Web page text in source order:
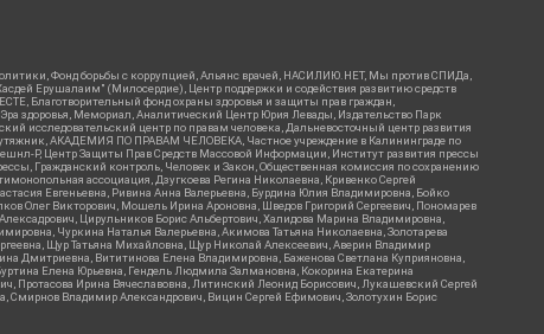
Фонд борьбы с коррупцией, Альянс врачей, НАСИЛИЮ.НЕТ, Мы против СПИДа,
Ерушалаим" (Милосердие), Центр поддержки и содействия развитию средств
Благотворительный фонд охраны здоровья и защиты прав граждан,
здоровья, Мемориал, Аналитический Центр Юрия Левады, Издательство Парк
исследовательский центр по правам человека, Дальневосточный центр развития
АКАДЕМИЯ ПО ПРАВАМ ЧЕЛОВЕКА, Частное учреждение в Калининграде по
Р, Центр Защиты Прав Средств Массовой Информации, Институт развития прессы
Гражданский контроль, Человек и Закон, Общественная комиссия по сохранению
ассоциация, Дзугкоева Регина Николаевна, Кривенко Сергей
Евгеньевна, Ривина Анна Валерьевна, Бурдина Юлия Владимировна, Бойко
Олег Викторович, Мошель Ирина Ароновна, Шведов Григорий Сергеевич, Пономарев
Цирульников Борис Альбертович, Халидова Марина Владимировна,
Чуркина Наталья Валерьевна, Акимова Татьяна Николаевна, Золотарева
Щур Татьяна Михайловна, Щур Николай Алексеевич, Аверин Владимир
Дмитриевна, Вититинова Елена Владимировна, Баженова Светлана Куприяновна,
Елена Юрьевна, Гендель Людмила Залмановна, Кокорина Екатерина
Протасова Ирина Вячеславовна, Литинский Леонид Борисович, Лукашевский Сергей
Смирнов Владимир Александрович, Вицин Сергей Ефимович, Золотухин Борис